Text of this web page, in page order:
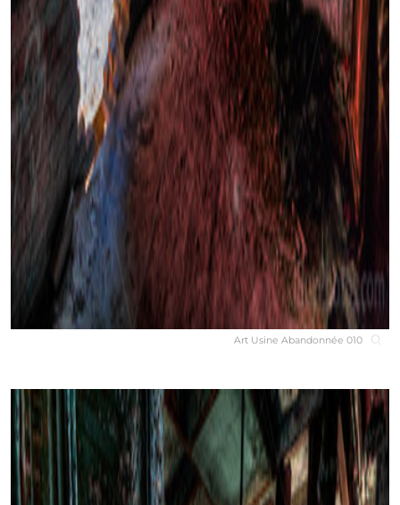
Art Usine Abandonnée 010